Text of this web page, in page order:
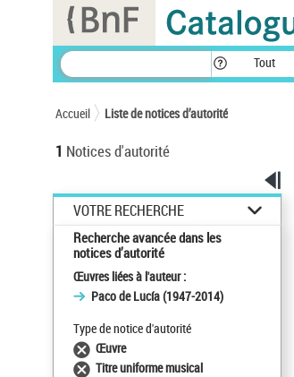
Tout
Accueil Liste de notices d’autorité
1 Notices d'autorité
VOTRE RECHERCHE
Recherche avancée dans les
notices d’autorité
Œuvres liées à l'auteur :
Paco de Lucía (1947-2014)
Type de notice d'autorité
Œuvre
Titre uniforme musical
Panneau de gestion des cookies